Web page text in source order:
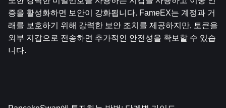
증을 활성화하면 보안이 강화됩니다. FameEX는 계정과 거
래를 보호하기 위해 강력한 보안 조치를 제공하지만, 토큰을
외부 지갑으로 전송하면 추가적인 안전성을 확보할 수 있습
니다.